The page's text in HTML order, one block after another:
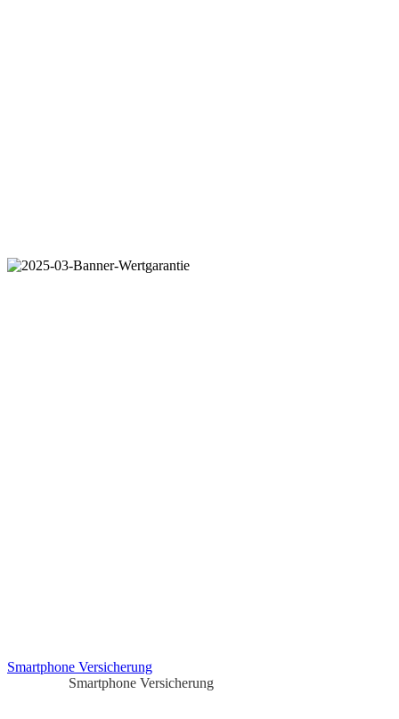
Smartphone Versicherung
Smartphone Versicherung